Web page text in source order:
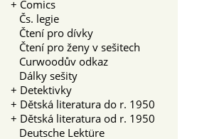
+ Comics
Čs. legie
Čtení pro dívky
Čtení pro ženy v sešitech
Curwoodův odkaz
Dálky sešity
+ Detektivky
+ Dětská literatura do r. 1950
+ Dětská literatura od r. 1950
Deutsche Lektüre